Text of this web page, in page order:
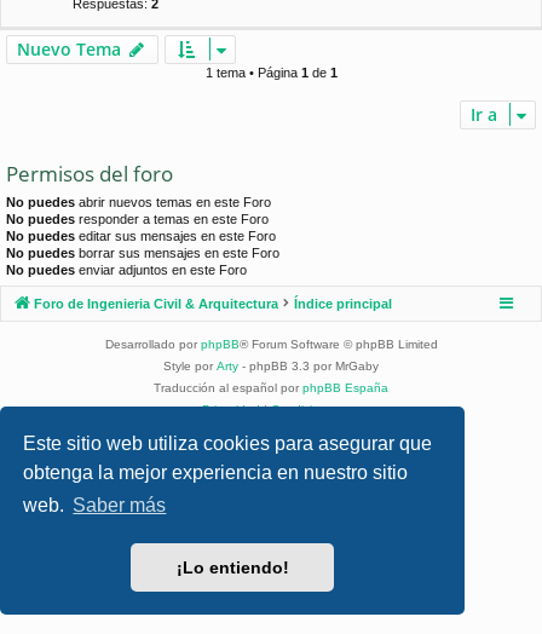
Este sitio web utiliza cookies para asegurar que
obtenga la mejor experiencia en nuestro sitio
web. Saber más
¡Lo entiendo!
Respuestas: 2
Nuevo Tema
1 tema • Página 1de 1
Ir a
Permisos del foro
No puedes abrir nuevos temas en este Foro
No puedes responder a temas en este Foro
No puedes editar sus mensajes en este Foro
No puedes borrar sus mensajes en este Foro
No puedes enviar adjuntos en este Foro
Foro de Ingenieria Civil & Arquitectura Índice principal
Desarrollado por phpBB® Forum Software © phpBB Limited
Style por Arty - phpBB 3.3 por MrGaby
Traducción al español por phpBB España
Privacidad|Condiciones